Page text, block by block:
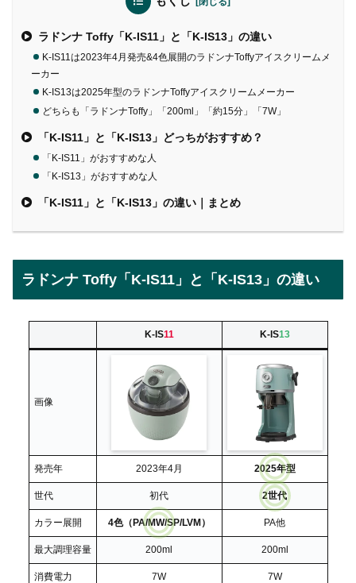
ラドンナ Toffy「K-IS11」と「K-IS13」の違い
K-IS11は2023年4月発売&4色展開のラドンナToffyアイスクリームメ
ーカー
K-IS13は2025年型のラドンナToffyアイスクリームメーカー
どちらも「ラドンナToffy」「200ml」「約15分」「7W」
「K-IS11」と「K-IS13」どっちがおすすめ？
「K-IS11」がおすすめな人
「K-IS13」がおすすめな人
「K-IS11」と「K-IS13」の違い｜まとめ
ラドンナ Toffy「K-IS11」と「K-IS13」の違い
K-IS11 K-IS13
画像
発売年 2023年4月 2025年型
世代 初代 2世代
カラー展開 4色（PA/MW/SP/LVM） PA他
最大調理容量 200ml 200ml
消費電力 7W 7W